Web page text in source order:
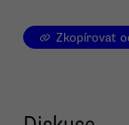
Zkopírovat